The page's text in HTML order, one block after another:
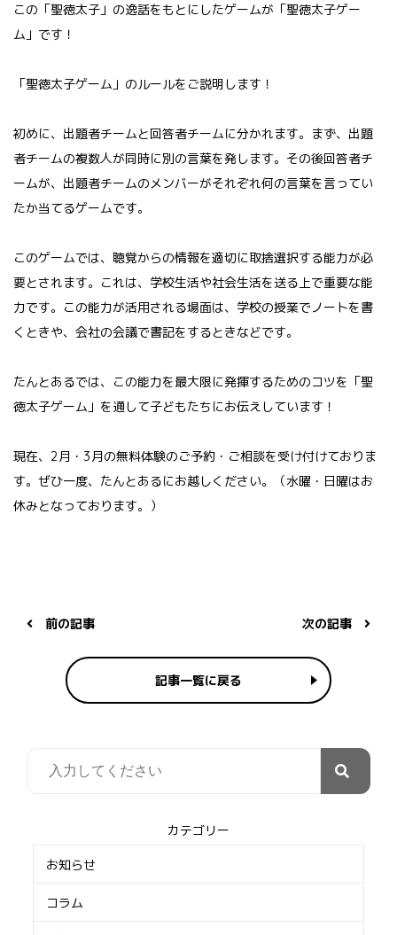
この「聖徳太子」の逸話をもとにしたゲームが「聖徳太子ゲー
ム」です！
「聖徳太子ゲーム」のルールをご説明します！
初めに、出題者チームと回答者チームに分かれます。まず、出題
者チームの複数人が同時に別の言葉を発します。その後回答者チ
ームが、出題者チームのメンバーがそれぞれ何の言葉を言ってい
たか当てるゲームです。
このゲームでは、聴覚からの情報を適切に取捨選択する能力が必
要とされます。これは、学校生活や社会生活を送る上で重要な能
力です。この能力が活用される場面は、学校の授業でノートを書
くときや、会社の会議で書記をするときなどです。
たんとあるでは、この能力を最大限に発揮するためのコツを「聖
徳太子ゲーム」を通して子どもたちにお伝えしています！
現在、2月・3月の無料体験のご予約・ご相談を受け付けておりま
す。ぜひ一度、たんとあるにお越しください。（水曜・日曜はお
休みとなっております。）
前の記事 次の記事
記事一覧に戻る
カテゴリー
お知らせ
コラム